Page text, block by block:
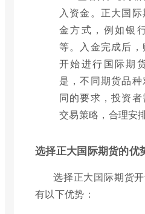
入资金。正大国
金方式，例如银
等。入金完成后
开始进行国际期
是，不同期货品
同的要求，投资
交易策略，合理安
选择正大国际期货的优
选择正大国际期货
有以下优势：